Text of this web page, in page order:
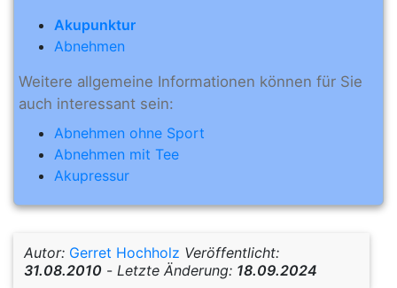
Akupunktur
Abnehmen
Weitere allgemeine Informationen können für Sie
auch interessant sein:
Abnehmen ohne Sport
Abnehmen mit Tee
Akupressur
Autor: Gerret Hochholz Veröffentlicht:
31.08.2010 - Letzte Änderung: 18.09.2024